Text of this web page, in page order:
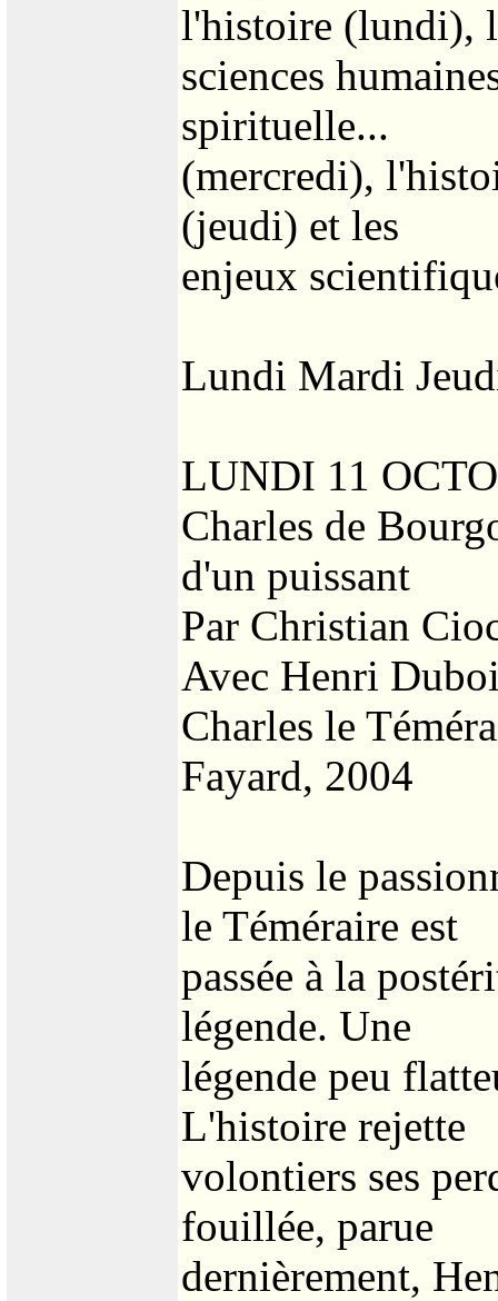
l'histoire (lundi),
sciences
spirituelle...
(mercredi),
(jeudi) et les
enjeux
Lundi Mardi
LUNDI 11
Charles de
d'un puissant
Par Christian
Avec Henri
Charles le
Fayard, 2004
Depuis le
le Téméraire est
passée à la
légende. Une
légende peu
L'histoire rejette
volontiers ses
fouillée, parue
dernièrement,